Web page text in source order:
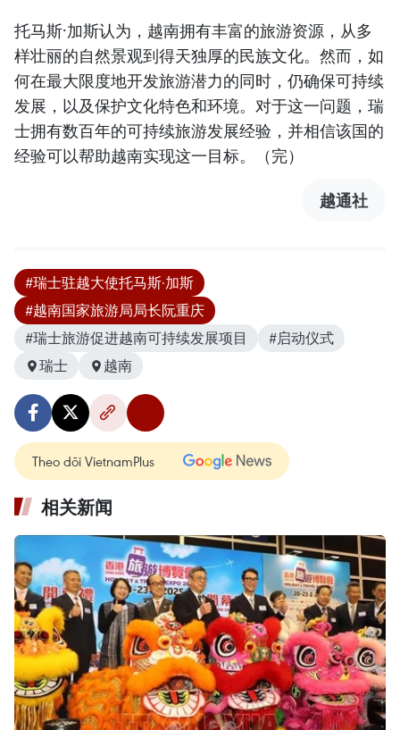
托马斯·加斯认为，越南拥有丰富的旅游资源，从多
样壮丽的自然景观到得天独厚的民族文化。然而，如
何在最大限度地开发旅游潜力的同时，仍确保可持续
发展，以及保护文化特色和环境。对于这一问题，瑞
士拥有数百年的可持续旅游发展经验，并相信该国的
经验可以帮助越南实现这一目标。（完）
越通社
#瑞士驻越大使托马斯·加斯
#越南国家旅游局局长阮重庆
#瑞士旅游促进越南可持续发展项目
#启动仪式
瑞士
越南
Theo dõi VietnamPlus
相关新闻